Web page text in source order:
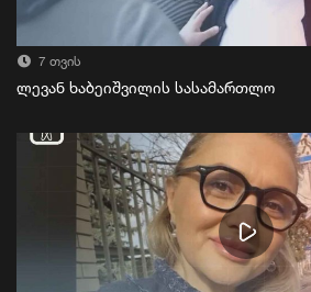
7 თვის
ლევან ხაბეიშვილის სასამართლო